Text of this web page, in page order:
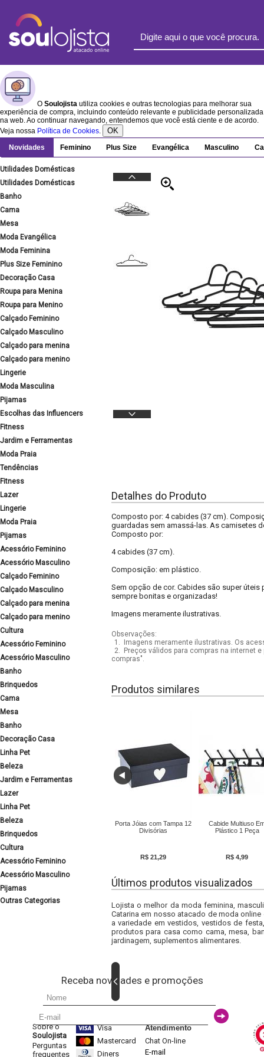
O Soulojista utiliza cookies e outras tecnologias para melhorar sua
experiência de compra, incluindo conteúdo relevante e publicidade personalizada
na web. Ao continuar navegando, entendemos que você está ciente e de acordo.
Veja nossa Política de Cookies. OK
Novidades Feminino Plus Size Evangélica Masculino
Utilidades Domésticas
Utilidades Domésticas
Banho
Cama
Mesa
Moda Evangélica
Moda Feminina
Plus Size Feminino
Decoração Casa
Roupa para Menina
Roupa para Menino
Calçado Feminino
Calçado Masculino
Calçado para menina
Calçado para menino
Lingerie
Moda Masculina
Pijamas
Escolhas das Influencers
Fitness
Jardim e Ferramentas
Moda Praia
Tendências
Fitness
Lazer
Lingerie
Moda Praia
Pijamas
Acessório Feminino
Acessório Masculino
Calçado Feminino
Calçado Masculino
Calçado para menina
Calçado para menino
Cultura
Acessório Feminino
Acessório Masculino
Banho
Brinquedos
Cama
Mesa
Banho
Decoração Casa
Linha Pet
Beleza
Jardim e Ferramentas
Lazer
Linha Pet
Beleza
Brinquedos
Cultura
Acessório Feminino
Acessório Masculino
Pijamas
Outras Categorias
Detalhes do Produto
Composto por: 4 cabides (37 cm).
guardadas sem amassá-las. As camisetes
Composto por:
4 cabides (37 cm).
Composição: em plástico.
Sem opção de cor. Cabides são super
sempre bonitas e organizadas!
Imagens meramente ilustrativas.
Observações:
1.
Imagens meramente ilustrativas. Os
2.
Preços válidos para compras na internet
compras".
Produtos similares
Porta Jóias com Tampa 12
Divisórias
R$ 21,29
Cabide Multiuso
Plástico 1 Peça
R$ 4,99
Últimos produtos visualizados
Lojista o melhor da moda feminina,
Catarina em nosso atacado de moda
a variedade em vestidos, vestidos de
produtos para casa como cama, mesa,
jardinagem, suplementos alimentares.
Receba novidades e promoções
Sobre o
Soulojista
Perguntas
frequentes
Visa
Mastercard
Diners
Atendimento
Chat On-line
E-mail